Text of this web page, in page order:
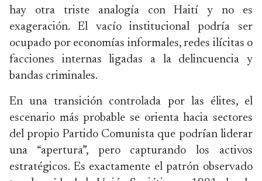
hay otra triste analogía con Haití y no es
exageración. El vacío institucional podría ser
ocupado por economías informales, redes ilícitas o
facciones internas ligadas a la delincuencia y
bandas criminales.
En una transición controlada por las élites, el
escenario más probable se orienta hacia sectores
del propio Partido Comunista que podrían liderar
una “apertura”, pero capturando los activos
estratégicos. Es exactamente el patrón observado